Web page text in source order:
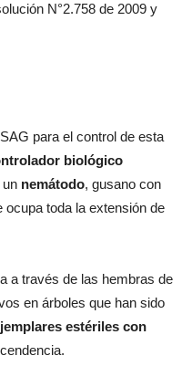
N°2.758 de 2009 y
para el control de esta
biológico
nemátodo, gusano con
toda la extensión de
a través de las hembras de
en árboles que han sido
estériles con